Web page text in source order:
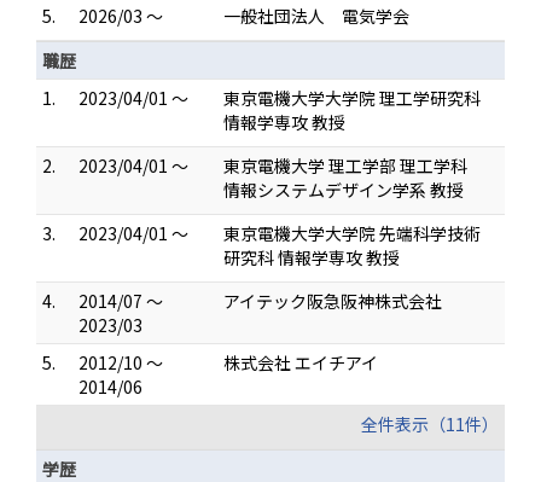
5.
2026/03 ～
一般社団法人 電気学会
職歴
1.
2023/04/01 ～
東京電機大学大学院 理工学研究科
情報学専攻 教授
2.
2023/04/01 ～
東京電機大学 理工学部 理工学科
情報システムデザイン学系 教授
3.
2023/04/01 ～
東京電機大学大学院 先端科学技術
研究科 情報学専攻 教授
4.
2014/07 ～
2023/03
アイテック阪急阪神株式会社
5.
2012/10 ～
2014/06
株式会社 エイチアイ
全件表示（11件）
学歴